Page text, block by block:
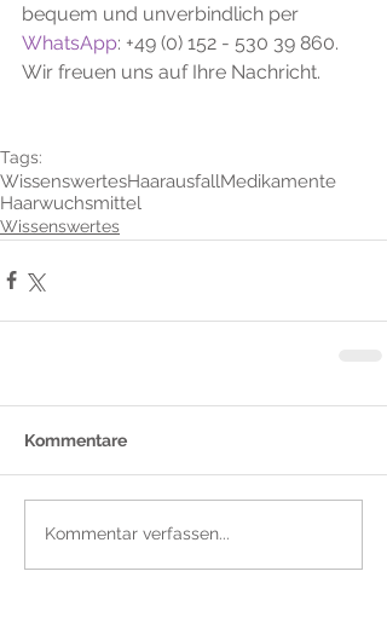
bequem und unverbindlich per
WhatsApp: +49 (0) 152 - 530 39 860.
Wir freuen uns auf Ihre Nachricht.
Tags:
WissenswertesHaarausfallMedikamente
Haarwuchsmittel
Wissenswertes
Kommentare
Kommentar verfassen...